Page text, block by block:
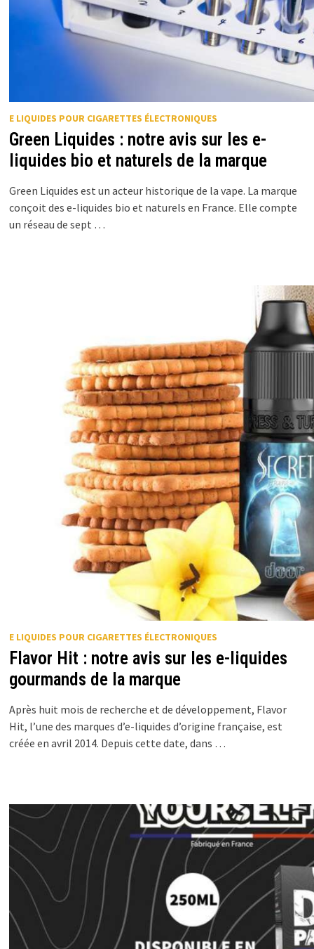
E LIQUIDES POUR CIGARETTES ÉLECTRONIQUES
Green Liquides : notre avis sur les e-
liquides bio et naturels de la marque
Green Liquides est un acteur historique de la vape. La marque
conçoit des e-liquides bio et naturels en France. Elle compte
un réseau de sept …
E LIQUIDES POUR CIGARETTES ÉLECTRONIQUES
Flavor Hit : notre avis sur les e-liquides
gourmands de la marque
Après huit mois de recherche et de développement, Flavor
Hit, l’une des marques d’e-liquides d’origine française, est
créée en avril 2014. Depuis cette date, dans …